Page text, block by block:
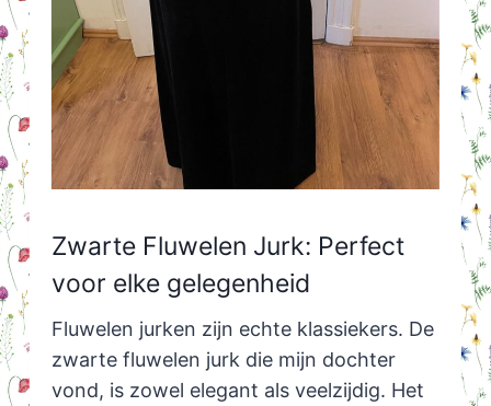
Zwarte Fluwelen Jurk: Perfect
voor elke gelegenheid
Fluwelen jurken zijn echte klassiekers. De
zwarte fluwelen jurk die mijn dochter
vond, is zowel elegant als veelzijdig. Het